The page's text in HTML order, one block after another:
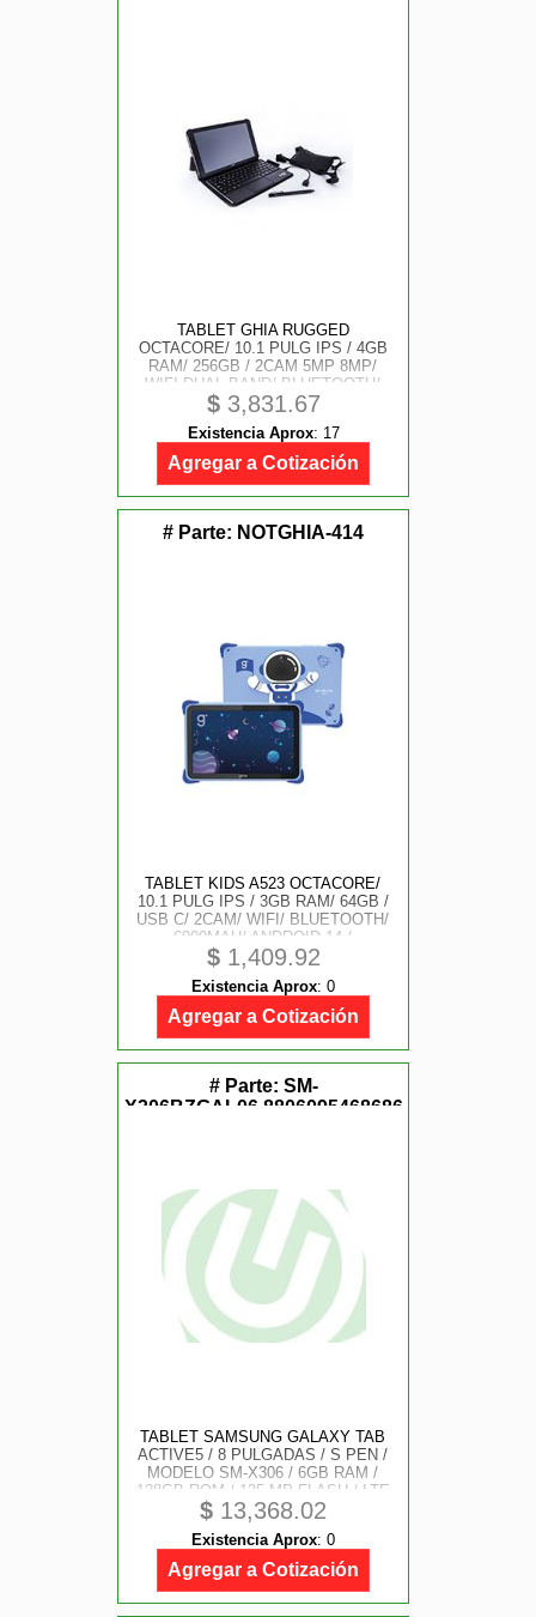
TABLET GHIA RUGGED
OCTACORE/ 10.1 PULG IPS / 4GB
RAM/ 256GB / 2CAM 5MP 8MP/
WIFI DUAL BAND/ BLUETOOTH/
10, 000MAH/ ANDROID 13 /
TECLADO BT CON FOLDER Y
FUNDA/ CORREA DE MANO/
PLUMA STYLUS Y CABLE OTG
USB C A
$3,831.67
Existencia Aprox: 17
Agregar a Cotización
# Parte: NOTGHIA-414
TABLET KIDS A523 OCTACORE/
10.1 PULG IPS / 3GB RAM/ 64GB /
USB C/ 2CAM/ WIFI/ BLUETOOTH/
6000MAH/ ANDROID 14 /
ASTRONAUTA
$1,409.92
Existencia Aprox: 0
Agregar a Cotización
# Parte: SM-
X306BZGAL06,8806095468686
TABLET SAMSUNG GALAXY TAB
ACTIVE5 / 8 PULGADAS / S PEN /
MODELO SM-X306 / 6GB RAM /
128GB ROM / 135 MP FLASH / LTE
5G / ANDROID / ENTERPRISE
EDITION / 3 AÑOS GARANTIA / 1
AÑO KNOX SUITE / COLOR
VERDE
$ 13,368.02
Existencia Aprox: 0
Agregar a Cotización